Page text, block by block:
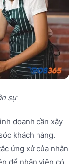
sự
doanh cần xây
khách hàng.
ứng xử của nhân
để nhân viên có